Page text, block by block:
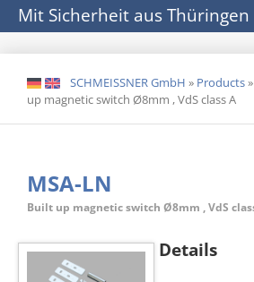
Mit Sicherheit aus Thüringen
DE EN SCHMEISSNER GmbH » Products»
up magnetic switch Ø8mm , VdS class A
MSA-LN
Built up magnetic switch Ø8mm , VdS
Details